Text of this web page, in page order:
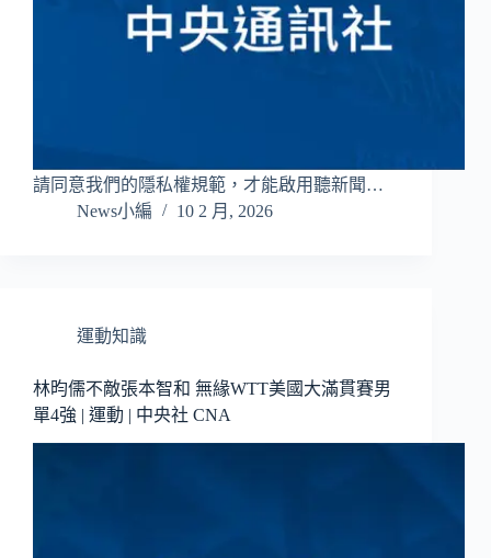
請同意我們的隱私權規範，才能啟用聽新聞…
News小編
10 2 月, 2026
運動知識
林昀儒不敵張本智和 無緣WTT美國大滿貫賽男
單4強 | 運動 | 中央社 CNA